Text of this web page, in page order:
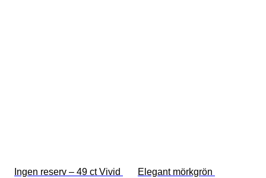
Ingen reserv – 49 ct Vivid
Elegant mörkgrön